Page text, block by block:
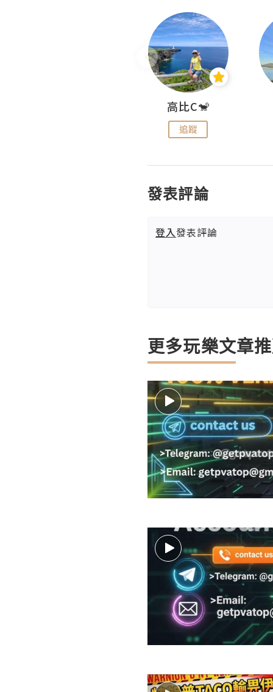
高比C🐒
追蹤
發表評論
登入發表評論
更多玩樂文章